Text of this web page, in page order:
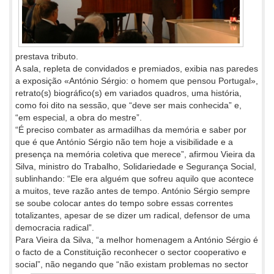
prestava tributo.
A sala, repleta de convidados e premiados, exibia nas paredes
a exposição «António Sérgio: o homem que pensou Portugal»,
retrato(s) biográfico(s) em variados quadros, uma história,
como foi dito na sessão, que “deve ser mais conhecida” e,
“em especial, a obra do mestre”.
“É preciso combater as armadilhas da memória e saber por
que é que António Sérgio não tem hoje a visibilidade e a
presença na memória coletiva que merece”, afirmou Vieira da
Silva, ministro do Trabalho, Solidariedade e Segurança Social,
sublinhando: “Ele era alguém que sofreu aquilo que acontece
a muitos, teve razão antes de tempo. António Sérgio sempre
se soube colocar antes do tempo sobre essas correntes
totalizantes, apesar de se dizer um radical, defensor de uma
democracia radical”.
Para Vieira da Silva, “a melhor homenagem a António Sérgio é
o facto de a Constituição reconhecer o sector cooperativo e
social”, não negando que “não existam problemas no sector